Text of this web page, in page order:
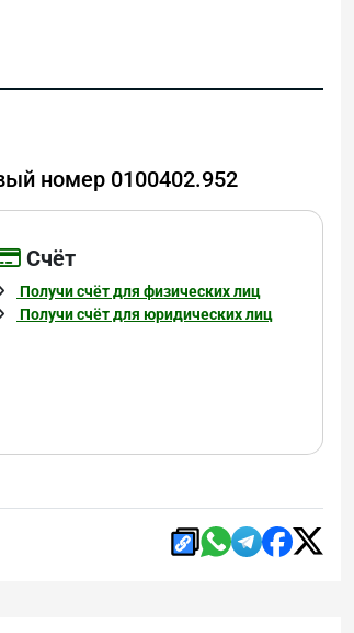
номер 0100402.952
Cчёт
Получи счёт для физических лиц
Получи счёт для юридических лиц